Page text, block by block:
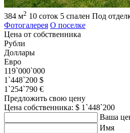
384 м2 10 соток 5 спален Под
Фотогалерея О поселке
Цена от собственника
Рубли
Доллары
Евро
119`000`000
1`448`200 $
1`254`790 €
Предложить свою цену
Цена собственника: $ 1`448`200
Ваша
Имя